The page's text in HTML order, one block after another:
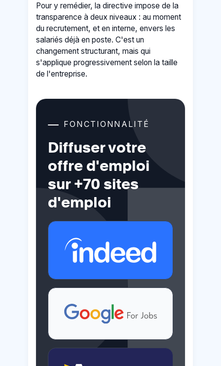
Pour y remédier, la directive impose de la
transparence à deux niveaux : au moment
du recrutement, et en interne, envers les
salariés déjà en poste. C'est un
changement structurant, mais qui
s'applique progressivement selon la taille
de l'entreprise.
FONCTIONNALITÉ
Diffuser votre
offre d'emploi
sur +70 sites
d'emploi